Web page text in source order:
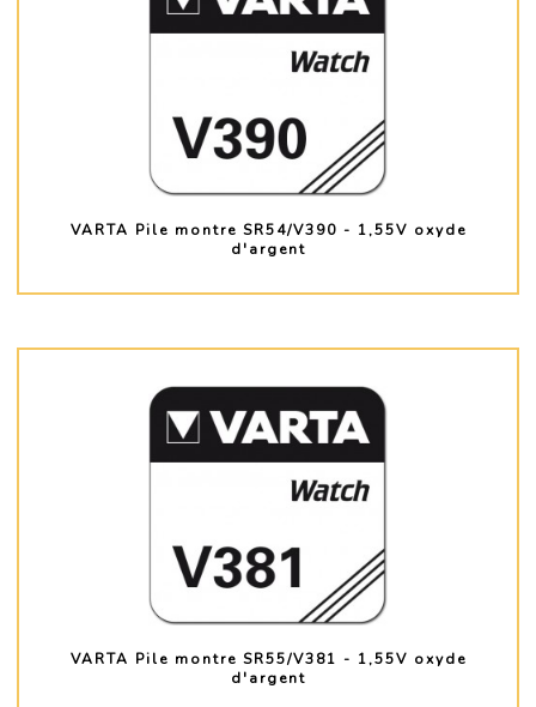
VARTA Pile montre SR54/V390 - 1,55V oxyde
d'argent
VARTA Pile montre SR55/V381 - 1,55V oxyde
d'argent